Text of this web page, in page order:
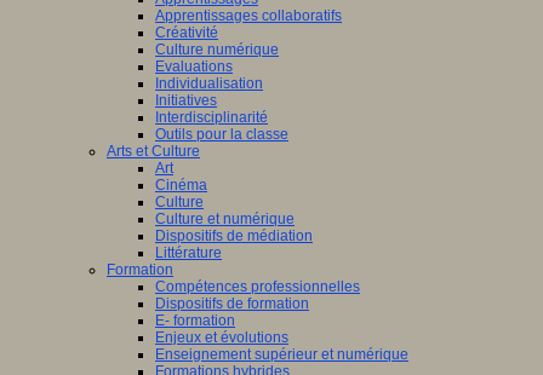
Apprentissages collaboratifs
Créativité
Culture numérique
Evaluations
Individualisation
Initiatives
Interdisciplinarité
Outils pour la classe
Arts et Culture
Art
Cinéma
Culture
Culture et numérique
Dispositifs de médiation
Littérature
Formation
Compétences professionnelles
Dispositifs de formation
E- formation
Enjeux et évolutions
Enseignement supérieur et numérique
Formations hybrides